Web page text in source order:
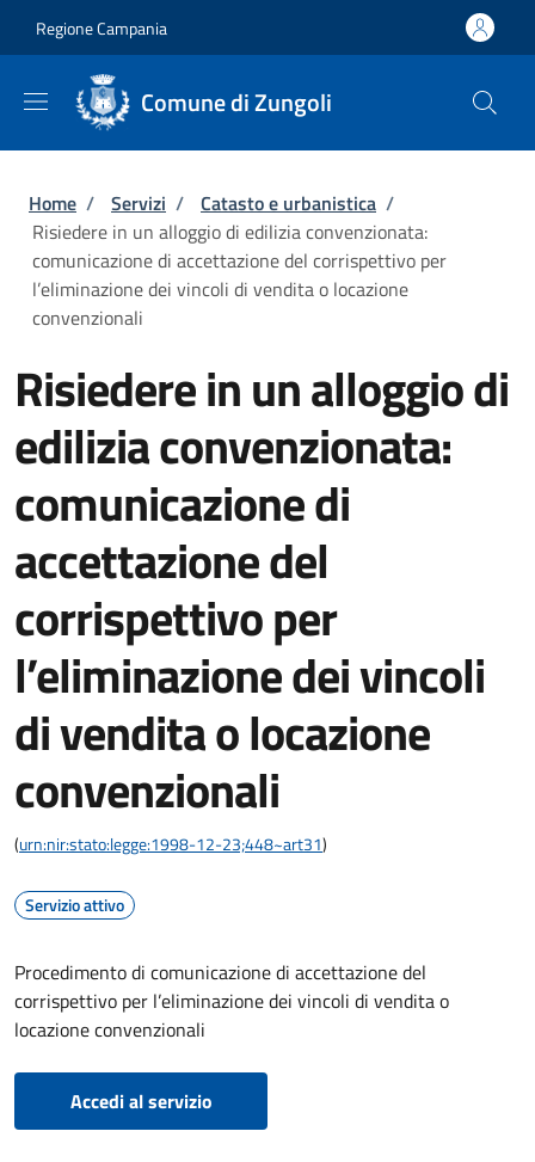
Regione Campania
Comune di Zungoli
Briciole di pane
Home / Servizi / Catasto e urbanistica /
Risiedere in un alloggio di edilizia convenzionata:
comunicazione di accettazione del corrispettivo per
l’eliminazione dei vincoli di vendita o locazione
convenzionali
Risiedere in un alloggio di
edilizia convenzionata:
comunicazione di
accettazione del
corrispettivo per
l’eliminazione dei vincoli
di vendita o locazione
convenzionali
(urn:nir:stato:legge:1998-12-23;448~art31)
Servizio attivo
Procedimento di comunicazione di accettazione del
corrispettivo per l’eliminazione dei vincoli di vendita o
locazione convenzionali
Accedi al servizio